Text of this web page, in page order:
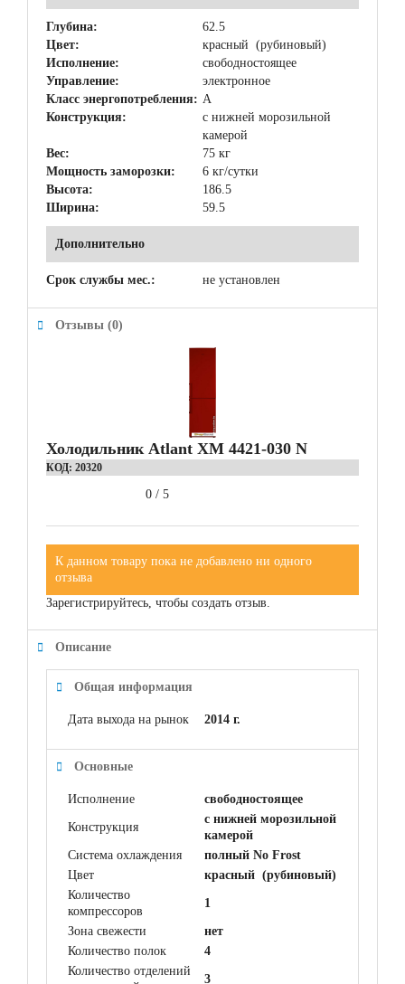
Глубина:
62.5
Цвет:
красный (рубиновый)
Исполнение:
свободностоящее
Управление:
электронное
Класс энергопотребления: A
Конструкция:
с нижней морозильной
камерой
Вес:
75 кг
Мощность заморозки:
6 кг/сутки
Высота:
186.5
Ширина:
59.5
Дополнительно
Срок службы мес.: не установлен
Отзывы (0)
Холодильник Atlant ХМ 4421-030 N
КОД: 20320
0 / 5
К данном товару пока не добавлено ни одного
отзыва
Зарегистрируйтесь, чтобы создать отзыв.
Описание
Общая информация
Дата выхода на рынок 2014 г.
Основные
Исполнение свободностоящее
Конструкция
с нижней морозильной
камерой
Система охлаждения
полный No Frost
Цвет
красный (рубиновый)
Количество
компрессоров
1
Зона свежести
нет
Количество полок
4
Количество отделений
3